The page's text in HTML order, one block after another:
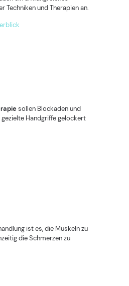
Techniken und Therapien an.
sollen Blockaden und
Handgriffe gelockert
ist es, die Muskeln zu
die Schmerzen zu